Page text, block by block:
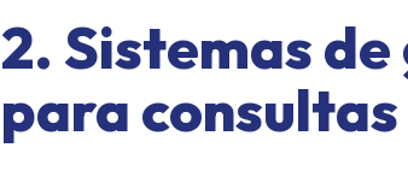
2. Sistemas
para